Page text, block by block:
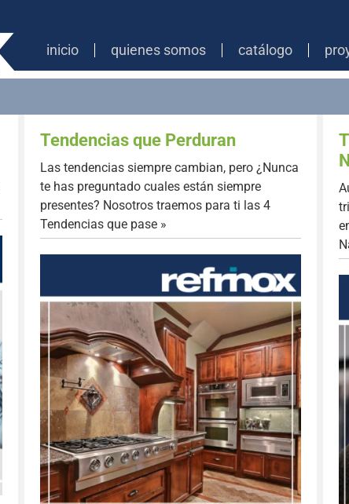
inicio quienes somos catálogo
Tendencias que Perduran
Las tendencias siempre cambian, pero ¿Nunca
te has preguntado cuales están siempre
presentes? Nosotros traemos para ti las 4
Tendencias que pase »